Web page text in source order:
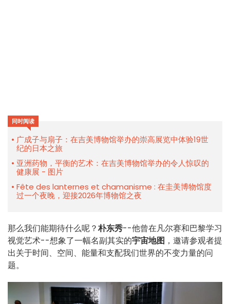
同时阅读
广成子与扇子：在吉美博物馆举办的崇高展览中体验19世
纪的日本之旅
亚洲药物，平衡的艺术：在吉美博物馆举办的令人惊叹的
健康展 - 图片
Fête des lanternes et chamanisme : 在圭美博物馆度
过一个夜晚，迎接2026年博物馆之夜
那么我们能期待什么呢？朴东秀--他曾在凡尔赛和巴黎学习
视觉艺术--想象了一幅名副其实的宇宙地图 ，邀请参观者提
出关于时间、空间、能量和支配我们世界的不变力量的问
题。